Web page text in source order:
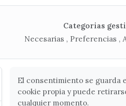
- Torre del Mar
Categorias
Necesarias , Preferencias ,
El consentimiento se guarda
cookie propia y puede
cualquier momento.